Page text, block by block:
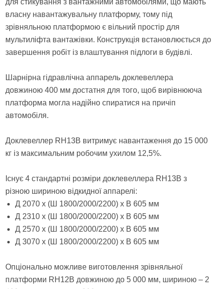
власну навантажувальну платформу, тому під
зрівняльною платформою є вільний простір для
мультиліфта вантажівки. Конструкція встановлюється до
завершення робіт із влаштування підлоги в будівлі.
Шарнірна гідравлічна аппарель доклевеллера
довжиною 400 мм достатня для того, щоб вирівнююча
платформа могла надійно спиратися на причіп
автомобіля.
Доклевеллер RH13B витримує навантаження до 15 000
кг із максимальним робочим ухилом 12,5%.
Існує 4 стандартні розміри доклевеллера RH13B з
різною шириною відкидної аппарелі:
Д 2070 х (Ш 1800/2000/2200) х В 605 мм
Д 2310 х (Ш 1800/2000/2200) х В 605 мм
Д 2570 х (Ш 1800/2000/2200) х В 605 мм
Д 3070 х (Ш 1800/2000/2200) х В 605 мм
Опціонально можливе виготовлення зрівняльної
платформи RH12B довжиною до 5 000 мм, шириною – 2